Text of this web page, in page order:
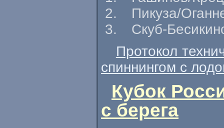
Пикуза/
Скуб-
Протокол
спиннингом с
Кубок
с берега